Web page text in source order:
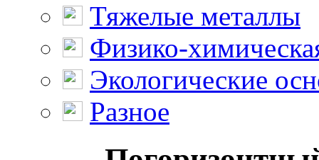
Тяжелые металлы
Физико-
Экологические
Разное